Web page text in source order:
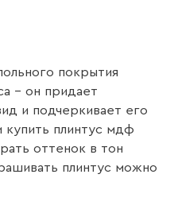
покрытия
– он придает
и подчеркивает его
купить плинтус мдф
оттенок в тон
плинтус можно